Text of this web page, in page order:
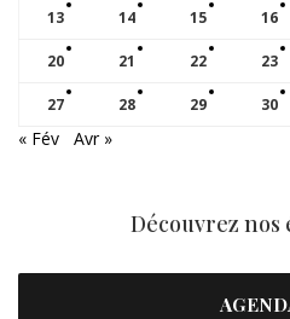
13 14 15 16
20 21 22 23
27 28 29 30
« Fév Avr »
Découvrez nos